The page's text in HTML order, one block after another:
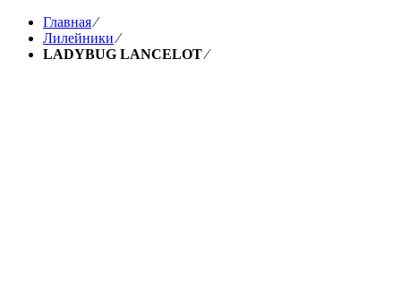
Главная⁄
Лилейники⁄
LADYBUG LANCELOT⁄